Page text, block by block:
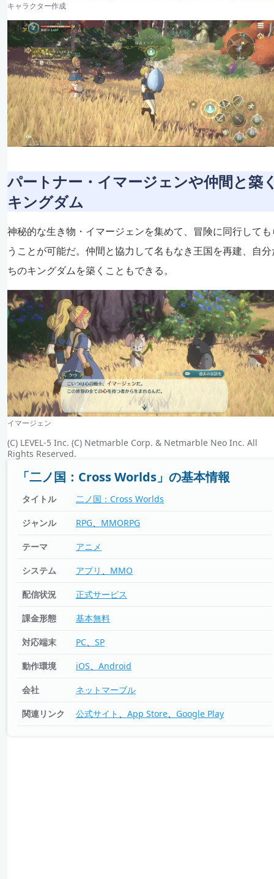
キャラクター作成
パートナー・イマージェンや仲間と築
キングダム
神秘的な生き物・イマージェンを集めて、冒険に同行しても
うことが可能だ。仲間と協力して名もなき王国を再建、自分
ちのキングダムを築くこともできる。
イマージェン
(C) LEVEL-5 Inc. (C) Netmarble Corp. & Netmarble Neo Inc. All
Rights Reserved.
「二ノ国：Cross Worlds」の基本情報
タイトル 二ノ国：Cross Worlds
ジャンル RPG MMORPG
テーマ アニメ
システム アプリ MMO
配信状況 正式サービス
課金形態 基本無料
対応端末 PC SP
動作環境 iOS Android
会社 ネットマーブル
関連リンク 公式サイト App Store Google Play